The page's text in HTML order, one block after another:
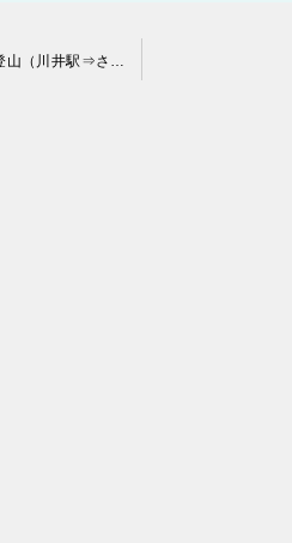
埼玉側に開けた好眺望の棒ノ折山（棒ノ嶺）日帰り登山（川井駅⇒さわらびの湯）コースタイム実績：5時間